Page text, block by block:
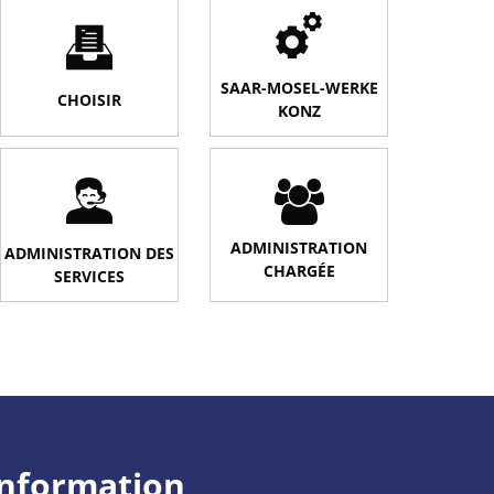
CHOISIR
SAAR-MOSEL-WERKE
KONZ
ADMINISTRATION DES
SERVICES
ADMINISTRATION
CHARGÉE